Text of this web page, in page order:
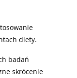
diety.
badań
skrócenie